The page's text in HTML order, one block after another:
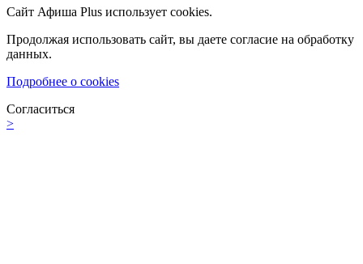
Сайт Афиша Plus использует cookies.
Продолжая использовать сайт, вы даете согласие на обработку
данных.
Подробнее о cookies
Согласиться
>